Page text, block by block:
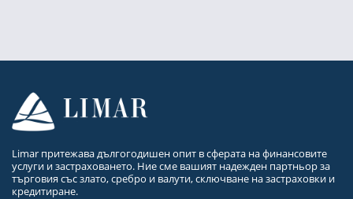
Limar притежава дългогодишен опит в сферата на финансовите
услуги и застраховането. Ние сме вашият надежден партньор за
търговия със злато, сребро и валути, сключване на застраховки и
кредитиране.